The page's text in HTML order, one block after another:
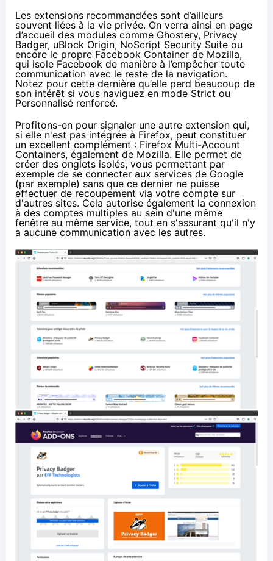
Les extensions recommandées sont d’ailleurs
souvent liées à la vie privée. On verra ainsi en page
d’accueil des modules comme Ghostery, Privacy
Badger, uBlock Origin, NoScript Security Suite ou
encore le propre Facebook Container de Mozilla,
qui isole Facebook de manière à l’empêcher toute
communication avec le reste de la navigation.
Notez pour cette dernière qu’elle perd beaucoup de
son intérêt si vous naviguez en mode Strict ou
Personnalisé renforcé.
Profitons-en pour signaler une autre extension qui,
si elle n'est pas intégrée à Firefox, peut constituer
un excellent complément : Firefox Multi-Account
Containers, également de Mozilla. Elle permet de
créer des onglets isolés, vous permettant par
exemple de se connecter aux services de Google
(par exemple) sans que ce dernier ne puisse
effectuer de recoupement via votre compte sur
d'autres sites. Cela autorise également la connexion
à des comptes multiples au sein d'une même
fenêtre au même service, tout en s'assurant qu'il n'y
a aucune communication avec les autres.